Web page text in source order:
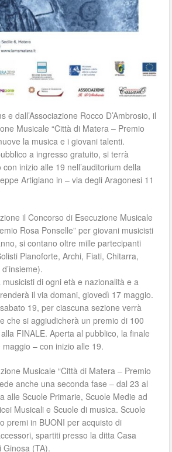
e dall’Associazione Rocco D’Ambrosio, il
Musicale “Città di Matera – Premio
la musica e i giovani talenti.
a ingresso gratuito, si terrà
inizio alle 19 nell’auditorium della
Artigiano in – via degli Aragonesi 11
il Concorso di Esecuzione Musicale
Rosa Ponselle” per giovani musicisti
si contano oltre mille partecipanti
Pianoforte, Archi, Fiati, Chitarra,
di ogni età e nazionalità e a
il via domani, giovedì 17 maggio.
19, per ciascuna sezione verrà
che si aggiudicherà un premio di 100
FINALE. Aperta al pubblico, la finale
– con inizio alle 19.
Musicale “Città di Matera – Premio
anche una seconda fase – dal 23 al
alle Scuole Primarie, Scuole Medie ad
Musicali e Scuole di musica. Scuole
premi in BUONI per acquisto di
spartiti presso la ditta Casa
Ginosa (TA).